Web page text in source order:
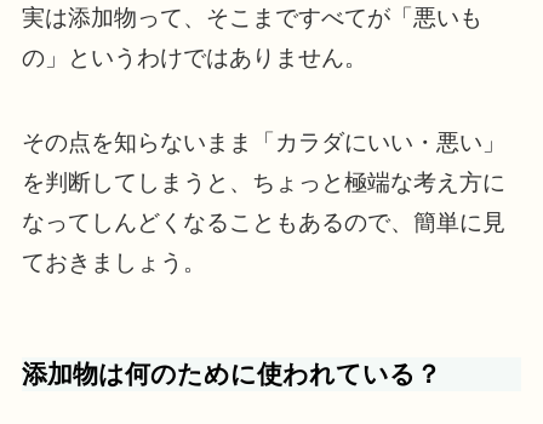
実は添加物って、そこまですべてが「悪いも
の」というわけではありません。
その点を知らないまま「カラダにいい・悪い」
を判断してしまうと、ちょっと極端な考え方に
なってしんどくなることもあるので、簡単に見
ておきましょう。
添加物は何のために使われている？